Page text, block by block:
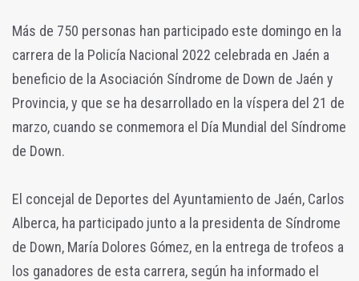
Más de 750 personas han participado este domingo en la
carrera de la Policía Nacional 2022 celebrada en Jaén a
beneficio de la Asociación Síndrome de Down de Jaén y
Provincia, y que se ha desarrollado en la víspera del 21 de
marzo, cuando se conmemora el Día Mundial del Síndrome
de Down.
El concejal de Deportes del Ayuntamiento de Jaén, Carlos
Alberca, ha participado junto a la presidenta de Síndrome
de Down, María Dolores Gómez, en la entrega de trofeos a
los ganadores de esta carrera, según ha informado el